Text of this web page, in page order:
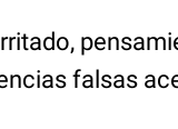
falsas